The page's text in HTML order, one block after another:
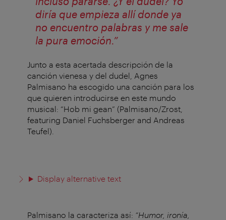
diría que empieza allí donde ya
no encuentro palabras y me sale
la pura emoción.”
Junto a esta acertada descripción de la
canción vienesa y del dudel, Agnes
Palmisano ha escogido una canción para los
que quieren introducirse en este mundo
musical: “Hob mi gean” (Palmisano/Zrost,
featuring Daniel Fuchsberger and Andreas
Teufel).
Display alternative text
Palmisano la caracteriza así: “Humor, ironía,